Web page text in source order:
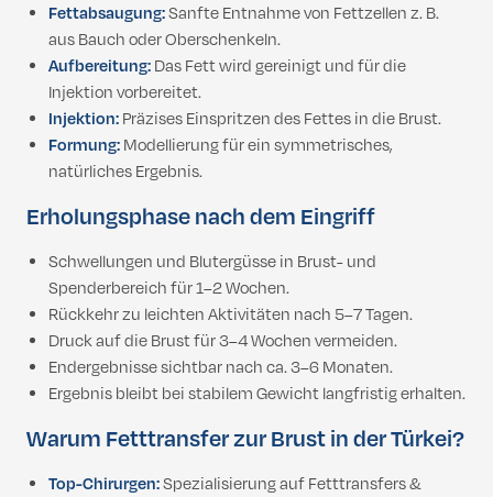
Fettabsaugung:Sanfte Entnahme von Fettzellen z. B.
aus Bauch oder Oberschenkeln.
Aufbereitung:Das Fett wird gereinigt und für die
Injektion vorbereitet.
Injektion:Präzises Einspritzen des Fettes in die Brust.
Formung:Modellierung für ein symmetrisches,
natürliches Ergebnis.
Erholungsphase nach dem Eingriff
Schwellungen und Blutergüsse in Brust- und
Spenderbereich für 1–2 Wochen.
Rückkehr zu leichten Aktivitäten nach 5–7 Tagen.
Druck auf die Brust für 3–4 Wochen vermeiden.
Endergebnisse sichtbar nach ca. 3–6 Monaten.
Ergebnis bleibt bei stabilem Gewicht langfristig erhalten.
Warum Fetttransfer zur Brust in der Türkei?
Top-Chirurgen:Spezialisierung auf Fetttransfers &